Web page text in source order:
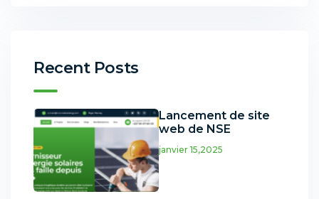
Recent Posts
Lancement de site
web de NSE
janvier 15,2025